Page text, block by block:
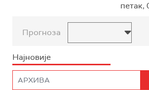
петак,
Прогноза
Најновије